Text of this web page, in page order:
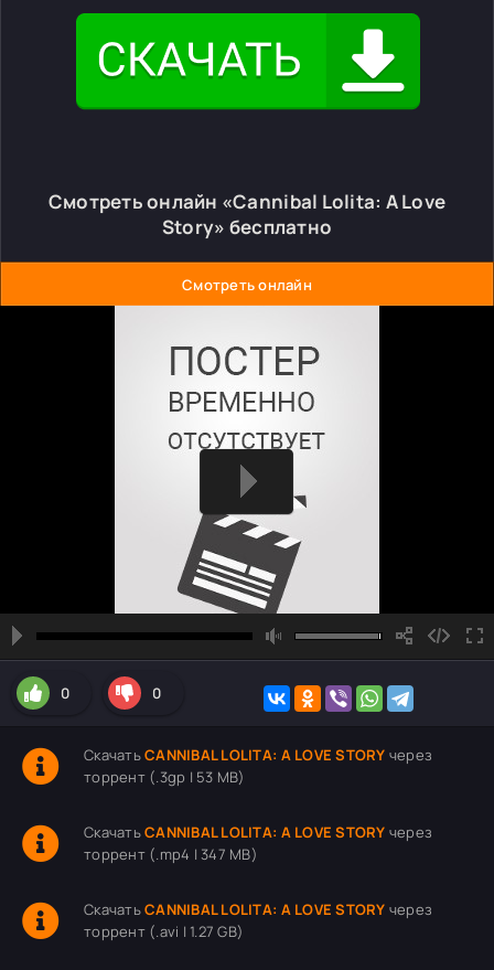
Смотреть онлайн «Cannibal Lolita: A Love
Story» бесплатно
Смотреть онлайн
0 0
СкачатьCANNIBAL LOLITA: A LOVE STORY через
торрент (.3gp | 53 MB)
СкачатьCANNIBAL LOLITA: A LOVE STORY через
торрент (.mp4 | 347 MB)
СкачатьCANNIBAL LOLITA: A LOVE STORY через
торрент (.avi | 1.27 GB)